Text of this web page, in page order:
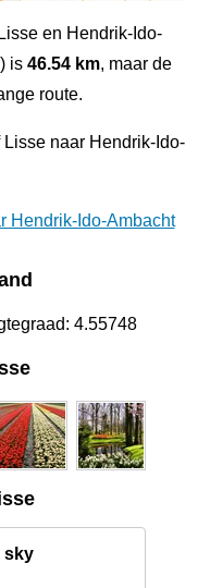
en Hendrik-Ido-
is 46.54 km, maar de
route.
naar Hendrik-Ido-
Hendrik-Ido-Ambacht
4.55748
sky